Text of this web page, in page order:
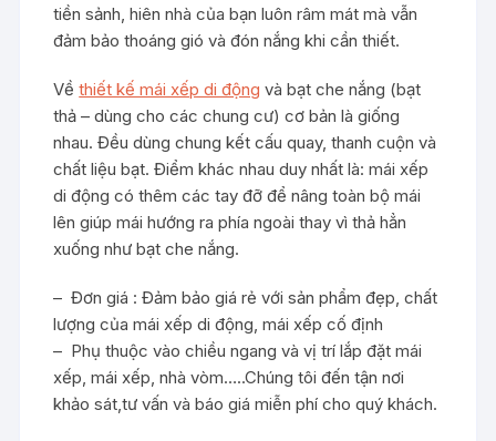
tiền sảnh, hiên nhà của bạn luôn râm mát mà vẫn
đảm bảo thoáng gió và đón nắng khi cần thiết.
Vềthiết kế mái xếp di động và bạt che nắng (bạt
thả – dùng cho các chung cư) cơ bản là giống
nhau. Đều dùng chung kết cấu quay, thanh cuộn và
chất liệu bạt. Điểm khác nhau duy nhất là: mái xếp
di động có thêm các tay đỡ để nâng toàn bộ mái
lên giúp mái hướng ra phía ngoài thay vì thả hẳn
xuống như bạt che nắng.
– Đơn giá : Đảm bảo giá rẻ với sản phẩm đẹp, chất
lượng của mái xếp di động, mái xếp cố định
– Phụ thuộc vào chiều ngang và vị trí lắp đặt mái
xếp, mái xếp, nhà vòm…..Chúng tôi đến tận nơi
khảo sát,tư vấn và báo giá miễn phí cho quý khách.